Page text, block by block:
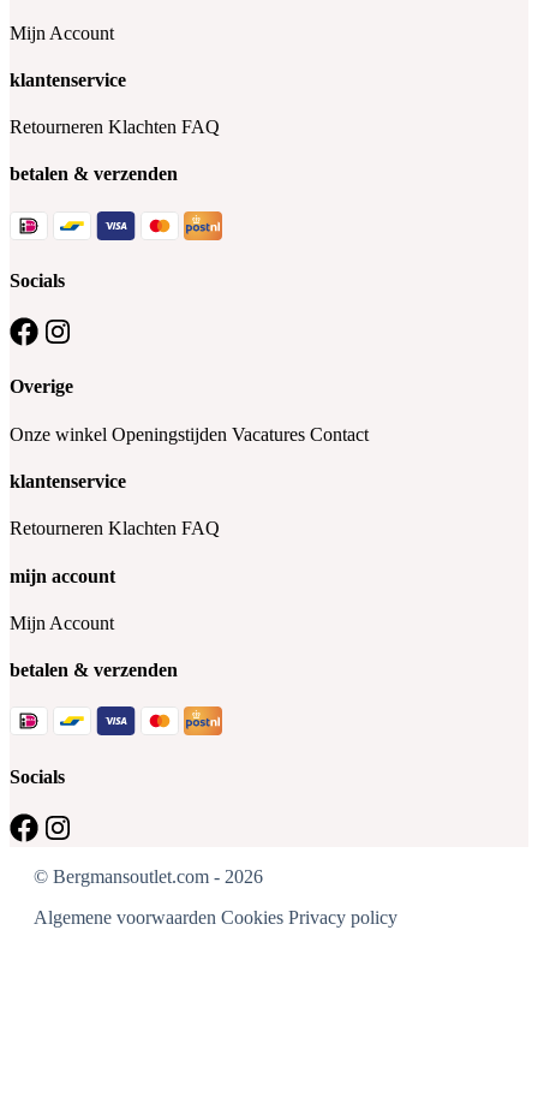
Mijn Account
klantenservice
Retourneren Klachten FAQ
betalen & verzenden
Socials
Overige
Onze winkel Openingstijden Vacatures Contact
klantenservice
Retourneren Klachten FAQ
mijn account
Mijn Account
betalen & verzenden
Socials
© Bergmansoutlet.com - 2026
Algemene voorwaarden Cookies Privacy policy